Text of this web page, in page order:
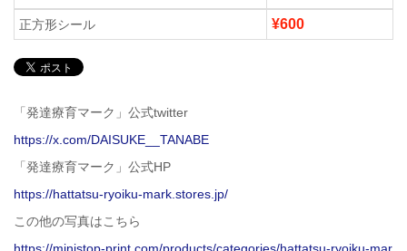
正方形シール ¥600
「発達療育マーク」公式twitter
https://x.com/DAISUKE__TANABE
「発達療育マーク」公式HP
https://hattatsu-ryoiku-mark.stores.jp/
この他の写真はこちら